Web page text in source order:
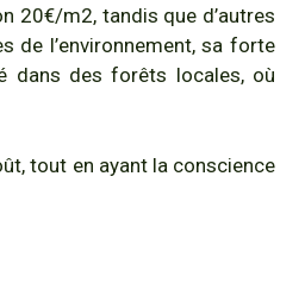
20€/m2, tandis que d’autres
de l’environnement, sa forte
dans des forêts locales, où
tout en ayant la conscience